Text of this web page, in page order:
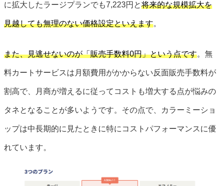
に拡大したラージプランでも7,223円と将来的な規模拡大を
見越しても無理のない価格設定といえます。
また、見逃せないのが「販売手数料0円」という点です。無
料カートサービスは月額費用がかからない反面販売手数料が
割高で、月商が増えるに従ってコストも増大する点が悩みの
タネとなることが多いようです。その点で、カラーミーショ
ップは中長期的に見たときに特にコストパフォーマンスに優
れています。